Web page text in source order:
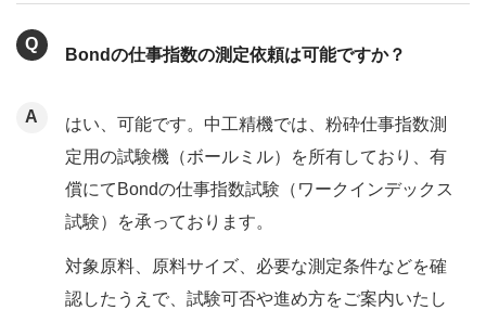
Bondの仕事指数の測定依頼は可能ですか？
はい、可能です。中工精機では、粉砕仕事指数測
定用の試験機（ボールミル）を所有しており、有
償にてBondの仕事指数試験（ワークインデックス
試験）を承っております。
対象原料、原料サイズ、必要な測定条件などを確
認したうえで、試験可否や進め方をご案内いたし